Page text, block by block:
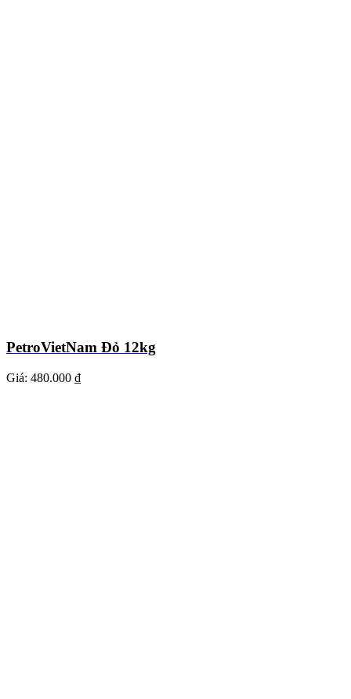
PetroVietNam Đỏ 12kg
Giá: 480.000 ₫